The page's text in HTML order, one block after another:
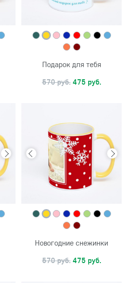
Подарок для тебя
570 руб. 475 руб.
Новогодние снежинки
570 руб. 475 руб.